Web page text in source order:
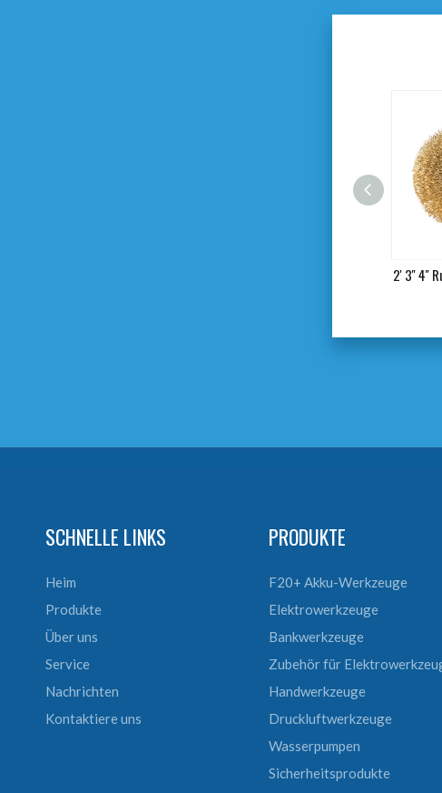
2' 3'' 4''
SCHNELLE LINKS
Heim
Produkte
Über uns
Service
Nachrichten
Kontaktiere uns
PRODUKTE
F20+ Akku-Werkzeuge
Elektrowerkzeuge
Bankwerkzeuge
Zubehör für
Handwerkzeuge
Druckluftwerkzeuge
Wasserpumpen
Sicherheitsprodukte